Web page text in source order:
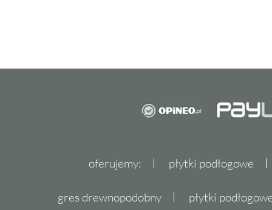
oferujemy: płytki podłogowe
gres drewnopodobny płytki